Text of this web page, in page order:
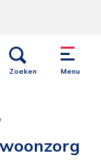
Open
Zoeken
Menu
links
Menu